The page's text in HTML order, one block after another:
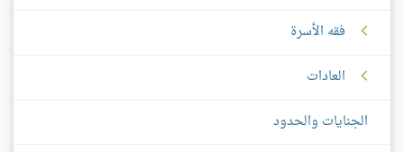
فقه الأسرة
العادات
الجنايات والحدود